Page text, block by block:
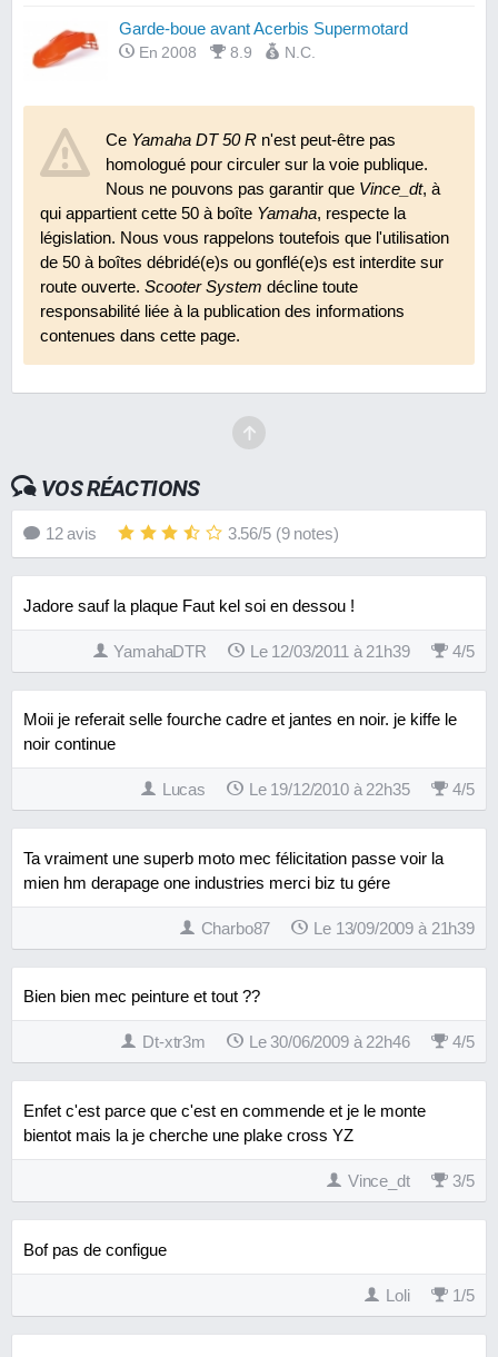
Garde-boue avant Acerbis Supermotard
En 2008 8.9 N.C.
En 2007 7.8 22 €
Rétroviseur TNT F11 réversible M10
En 2007 8.6 10 €
Revêtements de poignées ProGrip Jet Ski
En 2007 9.5 N.C.
Ce Yamaha DT 50 R n'est peut-être pas
homologué pour circuler sur la voie publique.
Nous ne pouvons pas garantir que Vince_dt, à
qui appartient cette 50 à boîte Yamaha, respecte la
législation. Nous vous rappelons toutefois que l'utilisation
de 50 à boîtes débridé(e)s ou gonflé(e)s est interdite sur
route ouverte. Scooter System décline toute
responsabilité liée à la publication des informations
contenues dans cette page.
VOS RÉACTIONS
12avis 3.56/5(9notes)
Jadore sauf la plaque Faut kel soi en dessou !
YamahaDTR Le 12/03/2011 à 21h39 4/5
Moii je referait selle fourche cadre et jantes en noir. je kiffe le
noir continue
Lucas Le 19/12/2010 à 22h35 4/5
Ta vraiment une superb moto mec félicitation passe voir la
mien hm derapage one industries merci biz tu gére
Charbo87 Le 13/09/2009 à 21h39
Bien bien mec peinture et tout ??
Dt-xtr3m Le 30/06/2009 à 22h46 4/5
Enfet c'est parce que c'est en commende et je le monte
bientot mais la je cherche une plake cross YZ
Vince_dt 3/5
Bof pas de configue
Loli 1/5